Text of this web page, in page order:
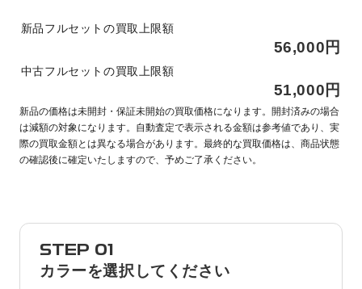
新品フルセットの買取上限額
56,000円
中古フルセットの買取上限額
51,000円
新品の価格は未開封・保証未開始の買取価格になります。開封済みの場合
は減額の対象になります。自動査定で表示される金額は参考値であり、実
際の買取金額とは異なる場合があります。最終的な買取価格は、商品状態
の確認後に確定いたしますので、予めご了承ください。
STEP 01
カラーを選択してください